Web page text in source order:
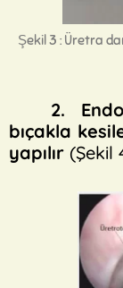
Şekil 3 : Üretra
2.
bıçakla
yapılır (Şekil